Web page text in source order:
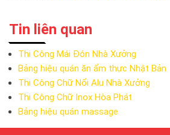
Tin liên quan
Thi Công Mái Đón Nhà Xưởng
Bảng hiệu quán ăn ẩm thực Nhật Bản
Thi Công Chữ Nổi Alu Nhà Xưởng
Thi Công Chữ Inox Hòa Phát
Bảng hiệu quán massage